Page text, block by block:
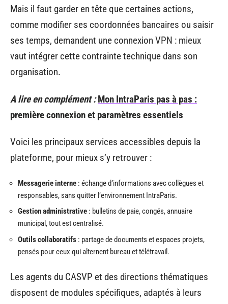
Mais il faut garder en tête que certaines actions,
comme modifier ses coordonnées bancaires ou saisir
ses temps, demandent une connexion VPN : mieux
vaut intégrer cette contrainte technique dans son
organisation.
A lire en complément : Mon IntraParis pas à pas :
première connexion et paramètres essentiels
Voici les principaux services accessibles depuis la
plateforme, pour mieux s’y retrouver :
Messagerie interne : échange d’informations avec collègues et
responsables, sans quitter l’environnement IntraParis.
Gestion administrative : bulletins de paie, congés, annuaire
municipal, tout est centralisé.
Outils collaboratifs : partage de documents et espaces projets,
pensés pour ceux qui alternent bureau et télétravail.
Les agents du CASVP et des directions thématiques
disposent de modules spécifiques, adaptés à leurs